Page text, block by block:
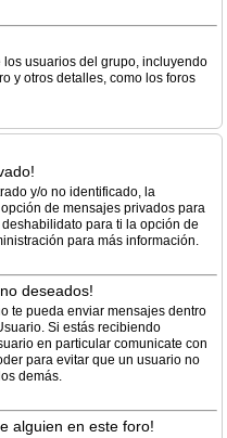
usuarios del grupo, incluyendo
y otros detalles, como los foros
y/o no identificado, la
de mensajes privados para
para ti la opción de
para más información.
deseados!
te pueda enviar mensajes dentro
Si estás recibiendo
en particular comunicate con
para evitar que un usuario no
demás.
alguien en este foro!